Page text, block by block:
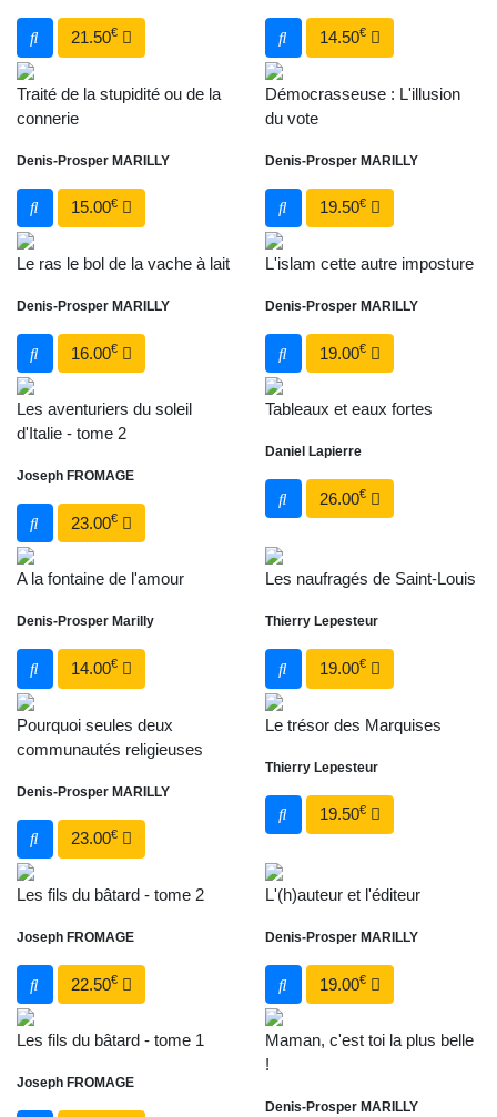
21.50€ 14.50€
Traité de la stupidité ou de la
connerie
Denis-Prosper MARILLY
15.00€
Démocrasseuse : L'illusion
du vote
Denis-Prosper MARILLY
19.50€
Le ras le bol de la vache à lait
Denis-Prosper MARILLY
16.00€
L'islam cette autre imposture
Denis-Prosper MARILLY
19.00€
Les aventuriers du soleil
d'Italie - tome 2
Joseph FROMAGE
23.00€
Tableaux et eaux fortes
Daniel Lapierre
26.00€
A la fontaine de l'amour
Denis-Prosper Marilly
14.00€
Les naufragés de Saint-Louis
Thierry Lepesteur
19.00€
Pourquoi seules deux
communautés religieuses
Denis-Prosper MARILLY
23.00€
Le trésor des Marquises
Thierry Lepesteur
19.50€
Les fils du bâtard - tome 2
Joseph FROMAGE
22.50€
L'(h)auteur et l'éditeur
Denis-Prosper MARILLY
19.00€
Les fils du bâtard - tome 1
Joseph FROMAGE
Maman, c'est toi la plus belle
!
Denis-Prosper MARILLY